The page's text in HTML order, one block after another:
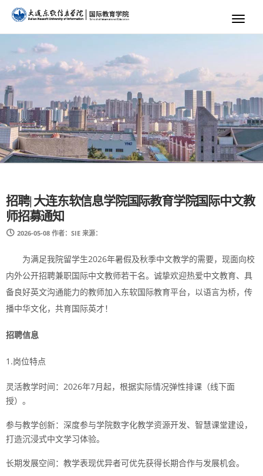
Toggle
招聘| 大连东软信息学院国际教育学院国际中文教
师招募通知
2026-05-08 作者：SIE 来源：
为满足我院留学生2026年暑假及秋季中文教学的需要，现面向校
内外公开招聘兼职国际中文教师若干名。诚挚欢迎热爱中文教育、具
备良好英文沟通能力的教师加入东软国际教育平台，以语言为桥，传
播中华文化，共育国际英才！
招聘信息
1.岗位特点
灵活教学时间：2026年7月起，根据实际情况弹性排课（线下面
授）。
参与教学创新：深度参与学院数字化教学资源开发、智慧课堂建设，
打造沉浸式中文学习体验。
长期发展空间：教学表现优异者可优先获得长期合作与发展机会。